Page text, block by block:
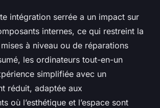
intégration serrée a un impact sur
internes, ce qui restreint la
à niveau ou de réparations
les ordinateurs tout-en-un
simplifiée avec un
réduit, adaptée aux
où l’esthétique et l’espace sont